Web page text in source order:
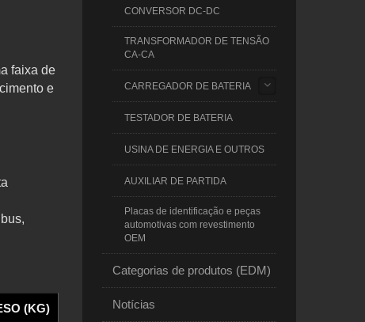
faixa de
e
(KG)
CONVERSOR DC-DC
TRANSFORMADOR DE TENSÃO
CA-CA
CARREGADOR DE BATERIA
TESTADOR DE BATERIA
USINA DE ENERGIA E OUTROS
AUXILIAR DE PARTIDA
Placas de identificação e peças
automotivas com revestimento
OEM
Categorias de produtos (EDM)
Notícias